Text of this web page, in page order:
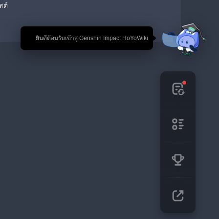
🎉 ยินดีต้อนรับเข้าสู่ Genshin Impact HoYoWiki
ต์